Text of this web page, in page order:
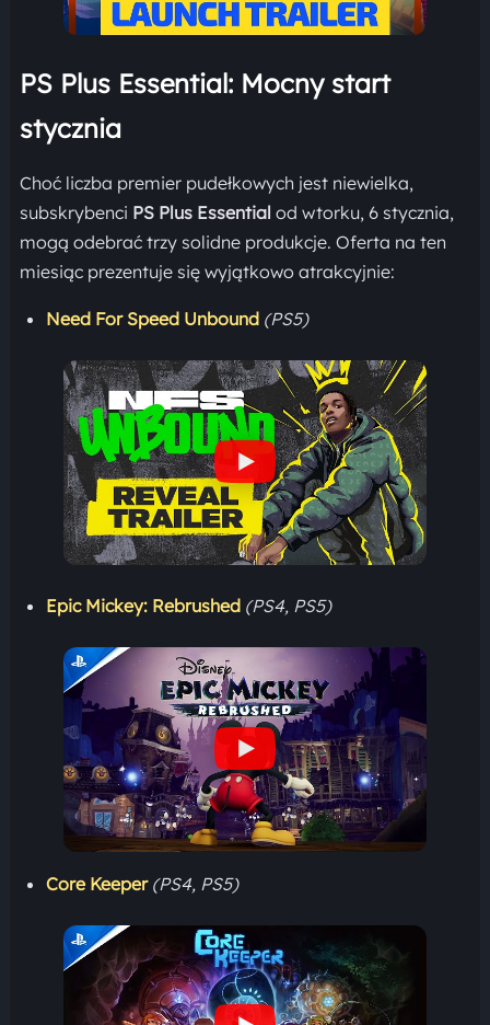
PS Plus Essential: Mocny start
stycznia
Choć liczba premier pudełkowych jest niewielka,
subskrybenci PS Plus Essential od wtorku, 6 stycznia,
mogą odebrać trzy solidne produkcje. Oferta na ten
miesiąc prezentuje się wyjątkowo atrakcyjnie:
Need For Speed Unbound (PS5)
Epic Mickey: Rebrushed (PS4, PS5)
Core Keeper (PS4, PS5)